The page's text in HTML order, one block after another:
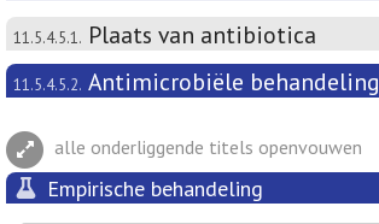
11.5.4.5.1. Plaats van antibiotica
11.5.4.5.2. Antimicrobiële behandeling
alle onderliggende titels openvouwen
Empirische behandeling